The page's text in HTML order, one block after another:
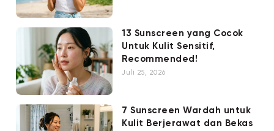
13 Sunscreen yang Cocok
Untuk Kulit Sensitif,
Recommended!
Juli 25, 2026
7 Sunscreen Wardah untuk
Kulit Berjerawat dan Bekas